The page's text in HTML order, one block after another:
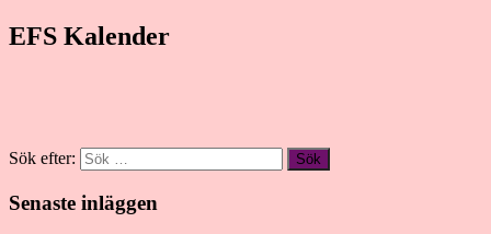
EFS Kalender
Sök efter:
Senaste inläggen